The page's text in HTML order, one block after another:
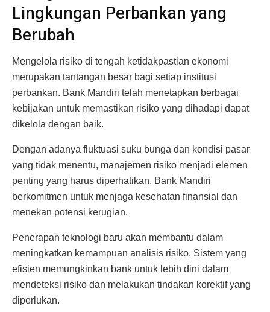
Lingkungan Perbankan yang
Berubah
Mengelola risiko di tengah ketidakpastian ekonomi
merupakan tantangan besar bagi setiap institusi
perbankan. Bank Mandiri telah menetapkan berbagai
kebijakan untuk memastikan risiko yang dihadapi dapat
dikelola dengan baik.
Dengan adanya fluktuasi suku bunga dan kondisi pasar
yang tidak menentu, manajemen risiko menjadi elemen
penting yang harus diperhatikan. Bank Mandiri
berkomitmen untuk menjaga kesehatan finansial dan
menekan potensi kerugian.
Penerapan teknologi baru akan membantu dalam
meningkatkan kemampuan analisis risiko. Sistem yang
efisien memungkinkan bank untuk lebih dini dalam
mendeteksi risiko dan melakukan tindakan korektif yang
diperlukan.